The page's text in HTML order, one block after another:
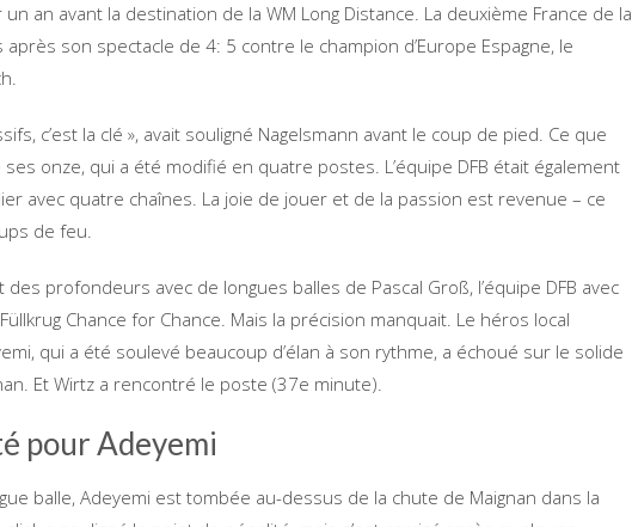
an avant la destination de la WM Long Distance. La deuxième France de la
son spectacle de 4: 5 contre le champion d’Europe Espagne, le
c’est la clé », avait souligné Nagelsmann avant le coup de pied. Ce que
onze, qui a été modifié en quatre postes. L’équipe DFB était également
avec quatre chaînes. La joie de jouer et de la passion est revenue – ce
de feu.
profondeurs avec de longues balles de Pascal Groß, l’équipe DFB avec
Chance for Chance. Mais la précision manquait. Le héros local
qui a été soulevé beaucoup d’élan à son rythme, a échoué sur le solide
Et Wirtz a rencontré le poste (37e minute).
pour Adeyemi
balle, Adeyemi est tombée au-dessus de la chute de Maignan dans la